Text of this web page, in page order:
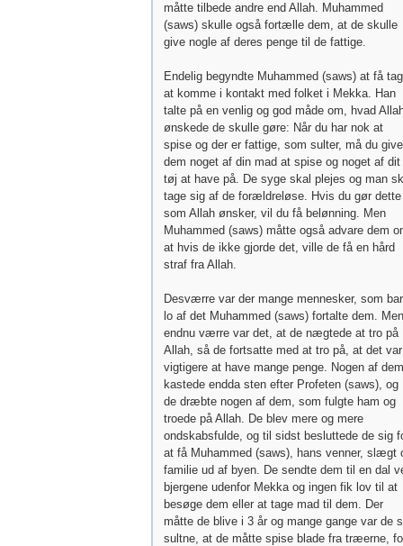
måtte tilbede andre end Allah. Muhammed
(saws) skulle også fortælle dem, at de skulle
give nogle af deres penge til de fattige.
Endelig begyndte Muhammed (saws) at få
at komme i kontakt med folket i Mekka. Han
talte på en venlig og god måde om, hvad
ønskede de skulle gøre: Når du har nok at
spise og der er fattige, som sulter, må du give
dem noget af din mad at spise og noget af dit
tøj at have på. De syge skal plejes og man
tage sig af de forældreløse. Hvis du gør dette
som Allah ønsker, vil du få belønning. Men
Muhammed (saws) måtte også advare dem
at hvis de ikke gjorde det, ville de få en hård
straf fra Allah.
Desværre var der mange mennesker, som
lo af det Muhammed (saws) fortalte dem. Men
endnu værre var det, at de nægtede at tro på
Allah, så de fortsatte med at tro på, at det var
vigtigere at have mange penge. Nogen af dem
kastede endda sten efter Profeten (saws), og
de dræbte nogen af dem, som fulgte ham og
troede på Allah. De blev mere og mere
ondskabsfulde, og til sidst besluttede de sig
at få Muhammed (saws), hans venner, slægt
familie ud af byen. De sendte dem til en dal
bjergene udenfor Mekka og ingen fik lov til at
besøge dem eller at tage mad til dem. Der
måtte de blive i 3 år og mange gange var de
sultne, at de måtte spise blade fra træerne,